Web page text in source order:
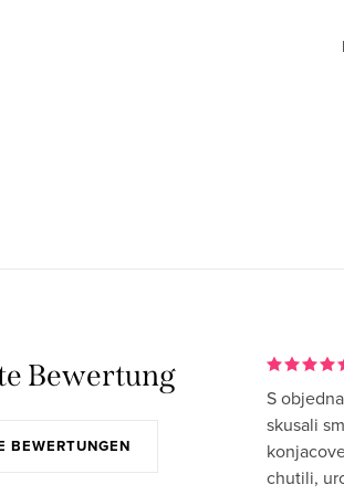
e
e
Bewertung
BEWERTUNGEN
S
skusali
chutili,